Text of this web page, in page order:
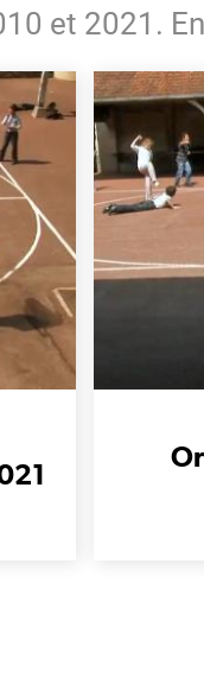
et 2021.